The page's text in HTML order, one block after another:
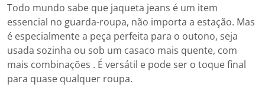
Todo mundo sabe que jaqueta jeans é um item
essencial no guarda-roupa, não importa a estação. Mas
é especialmente a peça perfeita para o outono, seja
usada sozinha ou sob um casaco mais quente, com
mais combinações . É versátil e pode ser o toque final
para quase qualquer roupa.